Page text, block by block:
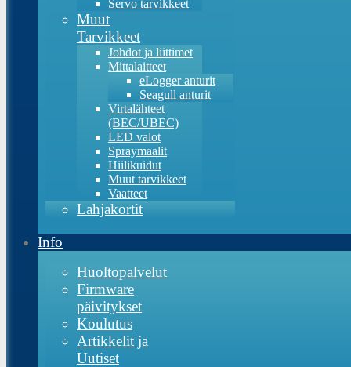
Servo tarvikkeet
Muut
Tarvikkeet
Johdot ja liittimet
Mittalaitteet
eLogger anturit
Seagull anturit
Virtalähteet
(BEC/UBEC)
LED valot
Spraymaalit
Hiilikuidut
Muut tarvikkeet
Vaatteet
Lahjakortit
Info
Huoltopalvelut
Firmware
päivitykset
Koulutus
Artikkelit ja
Uutiset